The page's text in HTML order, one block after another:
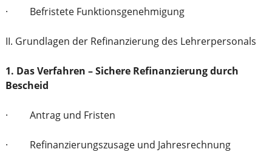
· Befristete Funktionsgenehmigung
II. Grundlagen der Refinanzierung des Lehrerpersonals
1. Das Verfahren – Sichere Refinanzierung durch
Bescheid
· Antrag und Fristen
· Refinanzierungszusage und Jahresrechnung